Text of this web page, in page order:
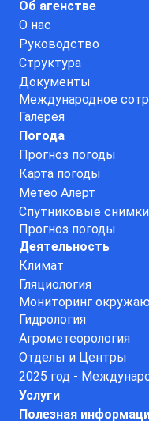
Об агенстве
О нас
Руководство
Структура
Документы
Международное
Галерея
Погода
Прогноз погоды
Карта погоды
Метео Алерт
Спутниковые снимки
Прогноз погоды
Деятельность
Климат
Гляциология
Мониторинг
Гидрология
Агрометеорология
Отделы и Центры
2025 год -
Услуги
Полезная